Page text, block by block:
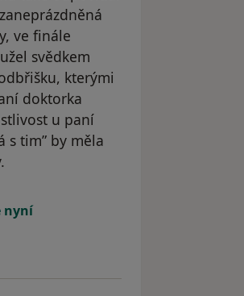
ve finále
svědkem
kterými
doktorka
u paní
s tim” by měla
odstraněn
nyní